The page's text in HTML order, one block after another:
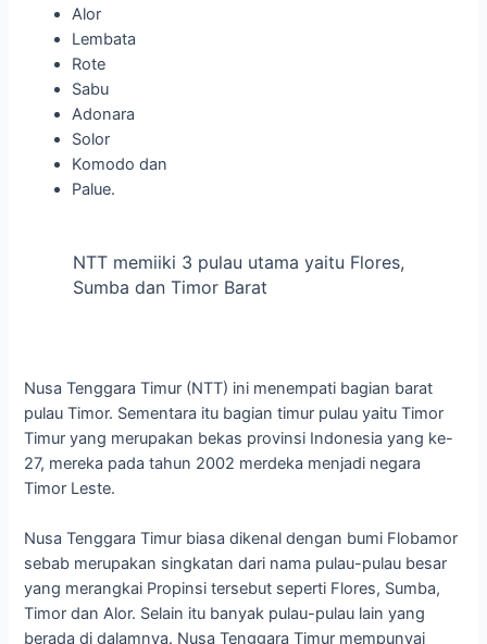
Alor
Lembata
Rote
Sabu
Adonara
Solor
Komodo dan
Palue.
NTT memiiki 3 pulau utama yaitu Flores,
Sumba dan Timor Barat
Nusa Tenggara Timur (NTT) ini menempati bagian barat
pulau Timor. Sementara itu bagian timur pulau yaitu Timor
Timur yang merupakan bekas provinsi Indonesia yang ke-
27, mereka pada tahun 2002 merdeka menjadi negara
Timor Leste.
Nusa Tenggara Timur biasa dikenal dengan bumi Flobamor
sebab merupakan singkatan dari nama pulau-pulau besar
yang merangkai Propinsi tersebut seperti Flores, Sumba,
Timor dan Alor. Selain itu banyak pulau-pulau lain yang
berada di dalamnya. Nusa Tenggara Timur mempunyai